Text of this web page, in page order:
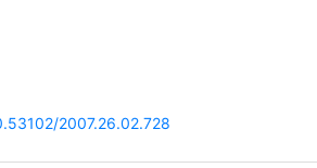
2007.26.02.728